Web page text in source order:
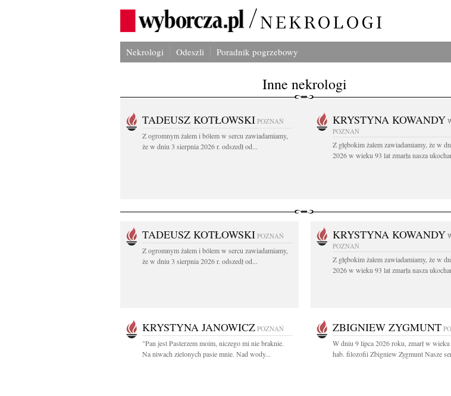
Nekrologi Odeszli Poradnik pogrzebowy
Inne nekrologi
TADEUSZ KOTŁOWSKI POZNAŃ
Z ogromnym żalem i bólem w sercu zawiadamiamy,
że w dniu 3 sierpnia 2026 r. odszedł od...
KRYSTYNA KOWANDY
POZNAŃ
Z głębokim żalem zawiadamiamy, że w
2026 w wieku 93 lat zmarła nasza
TADEUSZ KOTŁOWSKI POZNAŃ
Z ogromnym żalem i bólem w sercu zawiadamiamy,
że w dniu 3 sierpnia 2026 r. odszedł od...
KRYSTYNA KOWANDY
POZNAŃ
Z głębokim żalem zawiadamiamy, że w
2026 w wieku 93 lat zmarła nasza
KRYSTYNA JANOWICZ POZNAŃ
"Pan jest Pasterzem moim, niczego mi nie braknie.
Na niwach zielonych pasie mnie. Nad wody...
ZBIGNIEW ZYGMUNT
W dniu 9 lipca 2026 roku, zmarł w
hab. filozofii Zbigniew Zygmunt Nasze